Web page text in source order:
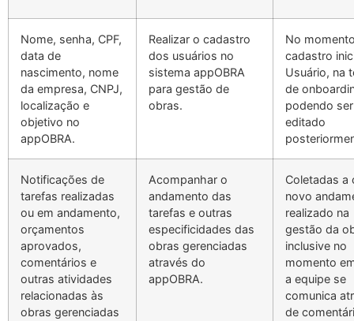
Nome, senha, CPF,
data de
nascimento, nome
da empresa, CNPJ,
localização e
objetivo no
appOBRA.
Realizar o cadastro
dos usuários no
sistema appOBRA
para gestão de
obras.
No
cadastro
Usuário, na
de
podendo ser
editado
Notificações de
tarefas realizadas
ou em andamento,
orçamentos
aprovados,
comentários e
outras atividades
relacionadas às
obras gerenciadas
Acompanhar o
andamento das
tarefas e outras
especificidades das
obras gerenciadas
através do
appOBRA.
Coletadas a
novo
realizado na
gestão da
inclusive no
momento
a equipe se
comunica
de